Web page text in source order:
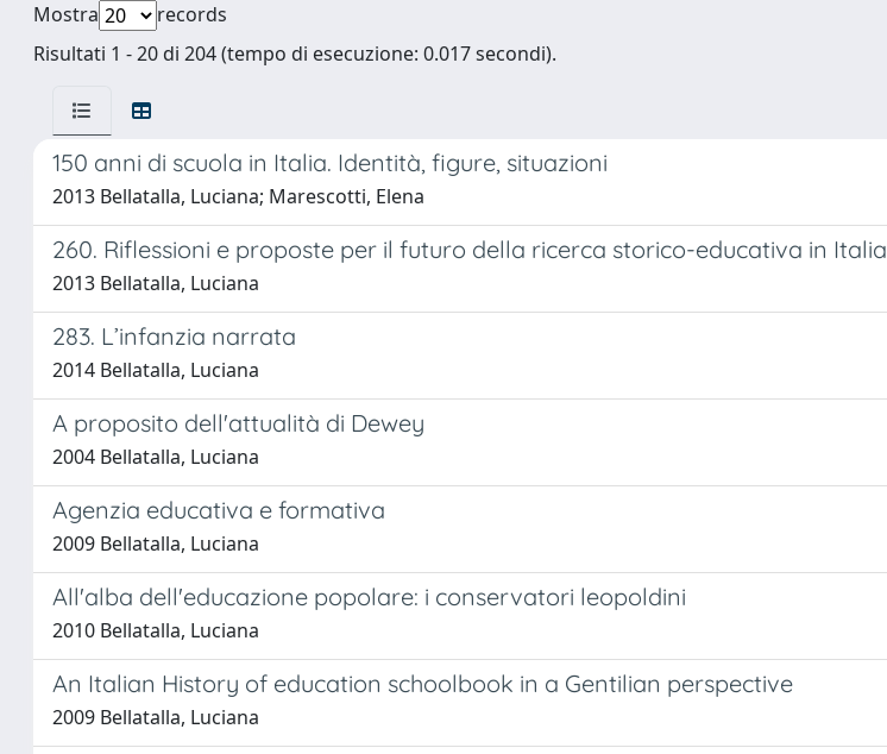
Mostra
records
Risultati 1 - 20 di 204 (tempo di esecuzione: 0.017 secondi).
150 anni di scuola in Italia. Identità, figure, situazioni
2013 Bellatalla, Luciana; Marescotti, Elena
260. Riflessioni e proposte per il futuro della ricerca storico-educativa in Italia
2013 Bellatalla, Luciana
283. L’infanzia narrata
2014 Bellatalla, Luciana
A proposito dell'attualità di Dewey
2004 Bellatalla, Luciana
Agenzia educativa e formativa
2009 Bellatalla, Luciana
All'alba dell'educazione popolare: i conservatori leopoldini
2010 Bellatalla, Luciana
An Italian History of education schoolbook in a Gentilian perspective
2009 Bellatalla, Luciana